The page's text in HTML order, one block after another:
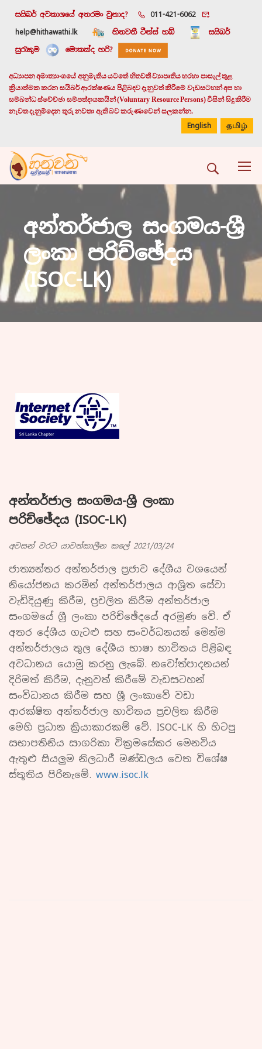
සයිබර් අවකාශයේ අතරමං වුනාද?
011-421-6062
help@hithawathi.lk
හිතවතී ටීන්ස් හබ්
සයිබර්
සුරැකුම
මොකක්ද හරි?
අධ්‍යාපන අමාත්‍යාංශයේ අනුමැතිය යටතේ හිතවතී ව්‍යාපෘතිය හරහා පාසැල් තුළ
ක්‍රියාත්මක කරන සයිබර් ආරක්ෂණය පිළිබඳව දැනුවත් කිරීමේ වැඩසටහන් අප හා
සම්බන්ධ ස්වේච්ඡා සම්පත්දායකයින් (Voluntary Resource Persons) විසින් සිදු කිරීම
නැවත දැනුම්දෙන තුරු නවතා ඇති බව කරුණාවෙන් සලකන්න.
English தமிழ்
අන්තර්ජාල සංගමය-ශ්‍රී
ලංකා පරිච්ඡේදය
(ISOC-LK)
අන්තර්ජාල සංගමය-ශ්‍රී ලංකා
පරිච්ඡේදය (ISOC-LK)
අවසන් වරට යාවත්කාලීන කලේ 2021/03/24
ජාත්‍යන්තර අන්තර්ජාල ප්‍රජාව දේශීය වශයෙන්
නියෝජනය කරමින් අන්තර්ජාලය ආශ්‍රිත සේවා
වැඩිදියුණු කිරීම, ප්‍රචලිත කිරීම අන්තර්ජාල
සංගමයේ ශ්‍රී ලංකා පරිච්ඡේදයේ අරමුණ වේ. ඒ
අතර දේශීය ගැටළු සහ සංවර්ධනයන් මෙන්ම
අන්තර්ජාලය තුල දේශීය භාෂා භාවිතය පිළිබඳ
අවධානය යොමු කරනු ලැබේ. නවෝත්පාදනයන්
දිරිමත් කිරීම, දැනුවත් කිරීමේ වැඩසටහන්
සංවිධානය කිරීම සහ ශ්‍රී ලංකාවේ වඩා
ආරක්ෂිත අන්තර්ජාල භාවිතය ප්‍රචලිත කිරීම
මෙහි ප්‍රධාන ක්‍රියාකාරකම් වේ. ISOC-LK හි හිටපු
සභාපතිනිය සාගරිකා වික්‍රමසේකර මෙනවිය
ඇතුළු සියලුම නිලධාරී මණ්ඩලය වෙත විශේෂ
ස්තූතිය පිරිනැමේ. www.isoc.lk